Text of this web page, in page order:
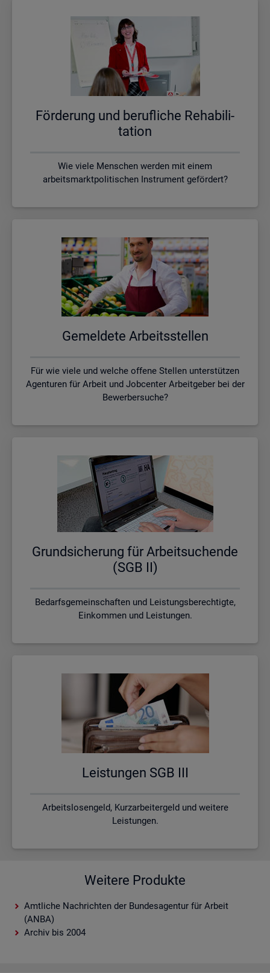
För­de­rung und be­ruf­li­che Re­ha­bi­li­
ta­ti­on
Wie viele Menschen werden mit einem
arbeitsmarktpolitischen Instrument gefördert?
Ge­mel­de­te Ar­beits­stel­len
Für wie viele und welche offene Stellen unterstützen
Agenturen für Arbeit und Jobcenter Arbeitgeber bei der
Bewerbersuche?
Grund­si­che­rung für Ar­beit­su­chen­de
(SGB II)
Bedarfsgemeinschaften und Leistungsberechtigte,
Einkommen und Leistungen.
Leis­tun­gen SGB III
Arbeitslosengeld, Kurzarbeitergeld und weitere
Leistungen.
Weitere Produkte
Amtliche Nachrichten der Bundesagentur für Arbeit
(ANBA)
Archiv bis 2004